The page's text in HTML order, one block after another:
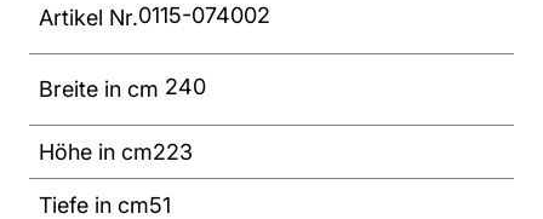
Artikel Nr.0115-074002
Breite in cm 240
Höhe in cm223
Tiefe in cm51